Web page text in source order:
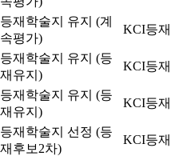
등재학술지 유지 (계
속평가)
KCI등재
등재학술지 유지 (등
재유지)
KCI등재
등재학술지 유지 (등
재유지)
KCI등재
등재학술지 선정 (등
재후보2차)
KCI등재